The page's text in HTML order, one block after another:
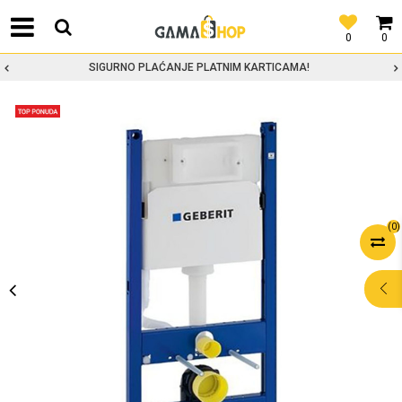
0
0
SIGURNO PLAĆANJE PLATNIM KARTICAMA!
(0)
POMOĆ PRI
KUPOVINI